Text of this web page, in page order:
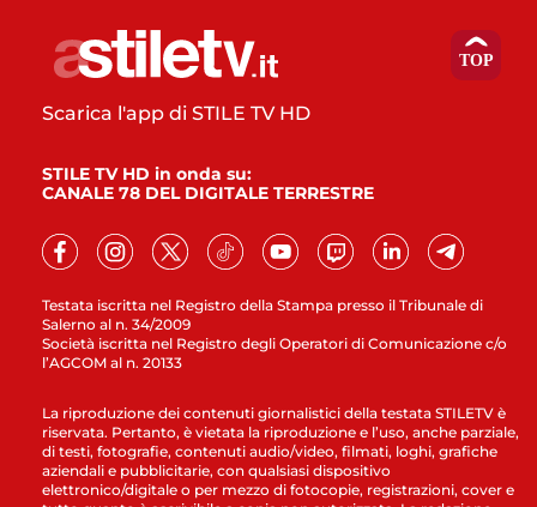
Testata iscritta nel Registro della Stampa presso il Tribunale di
Salerno al n. 34/2009
Società iscritta nel Registro degli Operatori di Comunicazione c/o
l’AGCOM al n. 20133
Scarica l'app di STILE TV HD
STILE TV HD in onda su:
CANALE 78 DEL DIGITALE TERRESTRE
La riproduzione dei contenuti giornalistici della testata STILETV è
riservata. Pertanto, è vietata la riproduzione e l’uso, anche parziale,
di testi, fotografie, contenuti audio/video, filmati, loghi, grafiche
aziendali e pubblicitarie, con qualsiasi dispositivo
elettronico/digitale o per mezzo di fotocopie, registrazioni, cover e